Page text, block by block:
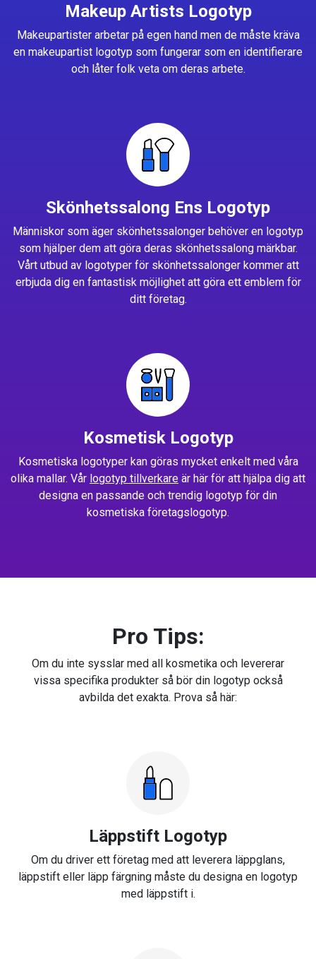
Makeup Artists Logotyp
Makeupartister arbetar på egen hand men de måste kräva
en makeupartist logotyp som fungerar som en identifierare
och låter folk veta om deras arbete.
Skönhetssalong Ens Logotyp
Människor som äger skönhetssalonger behöver en logotyp
som hjälper dem att göra deras skönhetssalong märkbar.
Vårt utbud av logotyper för skönhetssalonger kommer att
erbjuda dig en fantastisk möjlighet att göra ett emblem för
ditt företag.
Kosmetisk Logotyp
Kosmetiska logotyper kan göras mycket enkelt med våra
olika mallar. Vår logotyp tillverkare är här för att hjälpa dig att
designa en passande och trendig logotyp för din
kosmetiska företagslogotyp.
Pro Tips:
Om du inte sysslar med all kosmetika och levererar
vissa specifika produkter så bör din logotyp också
avbilda det exakta. Prova så här:
Läppstift Logotyp
Om du driver ett företag med att leverera läppglans,
läppstift eller läpp färgning måste du designa en logotyp
med läppstift i.